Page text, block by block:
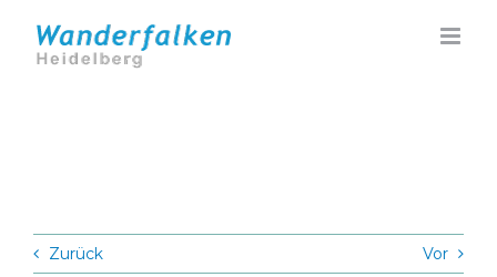
Inhalt
springen
Zurück Vor